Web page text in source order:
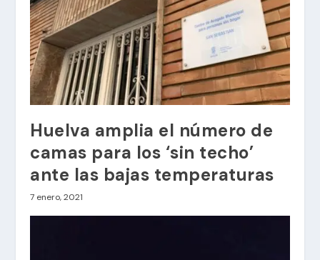
Huelva amplia el número de
camas para los ‘sin techo’
ante las bajas temperaturas
7 enero, 2021